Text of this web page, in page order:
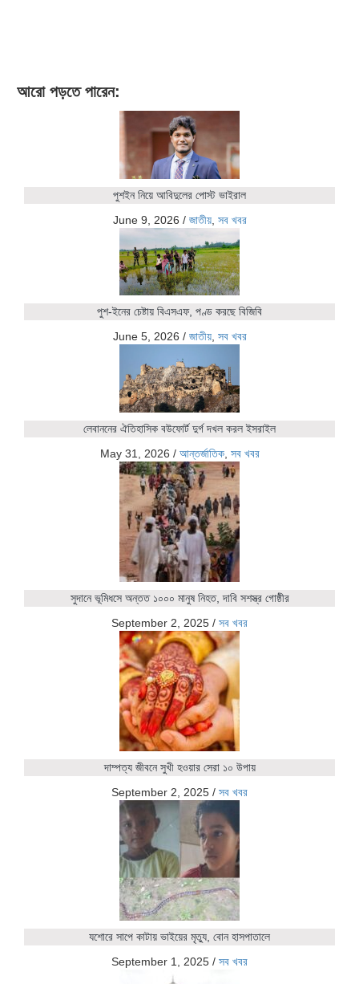
আরো পড়তে পারেন:
পুশইন নিয়ে আবিদুলের পোস্ট ভাইরাল
June 9, 2026 / জাতীয়, সব খবর
পুশ-ইনের চেষ্টায় বিএসএফ, পণ্ড করছে বিজিবি
June 5, 2026 / জাতীয়, সব খবর
লেবাননের ঐতিহাসিক বউফোর্ট দুর্গ দখল করল ইসরাইল
May 31, 2026 / আন্তর্জাতিক, সব খবর
সুদানে ভূমিধসে অন্তত ১০০০ মানুষ নিহত, দাবি সশস্ত্র গোষ্ঠীর
September 2, 2025 / সব খবর
দাম্পত্য জীবনে সুখী হওয়ার সেরা ১০ উপায়
September 2, 2025 / সব খবর
যশোরে সাপে কাটায় ভাইয়ের মৃত্যু, বোন হাসপাতালে
September 1, 2025 / সব খবর